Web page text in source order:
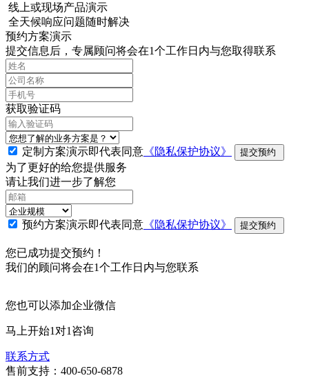
线上或现场产品演示
全天候响应问题随时解决
预约方案演示
提交信息后，专属顾问将会在1个工作日内与您取得联系
获取验证码
定制方案演示即代表同意 《隐私保护协议》 提交预约
为了更好的给您提供服务
请让我们进一步了解您
预约方案演示即代表同意 《隐私保护协议》 提交预约
您已成功提交预约！
我们的顾问将会在1个工作日内与您联系
您也可以添加企业微信
马上开始1对1咨询
联系方式
售前支持：400-650-6878